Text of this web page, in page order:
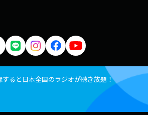
ると日本全国のラジオが聴き放題！